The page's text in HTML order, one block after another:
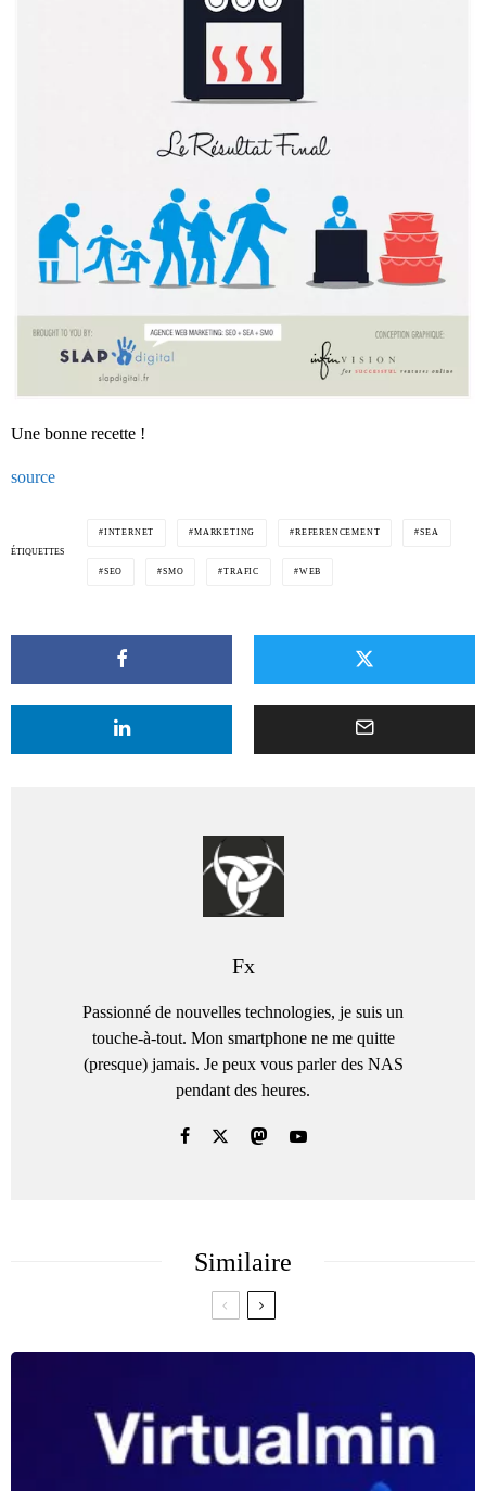
Une bonne recette !
source
ÉTIQUETTES
INTERNET MARKETING REFERENCEMENT SEA
SEO SMO TRAFIC WEB
Fx
Passionné de nouvelles technologies, je suis un
touche-à-tout. Mon smartphone ne me quitte
(presque) jamais. Je peux vous parler des NAS
pendant des heures.
Similaire